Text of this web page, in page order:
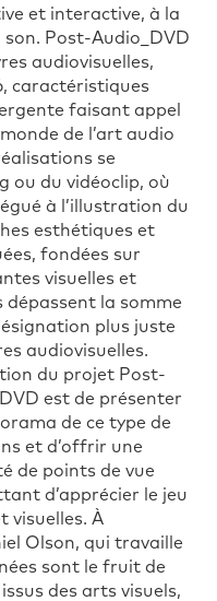
et interactive, à la
son. Post-Audio_DVD
audiovisuelles,
caractéristiques
faisant appel
de l’art audio
se
ou du vidéoclip, où
à l’illustration du
esthétiques et
fondées sur
visuelles et
dépassent la somme
plus juste
audiovisuelles.
du projet Post-
est de présenter
de ce type de
et d’offrir une
de points de vue
d’apprécier le jeu
visuelles. À
Olson, qui travaille
sont le fruit de
des arts visuels,